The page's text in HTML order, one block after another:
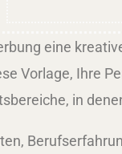
eine
Vorlage, Ihre
in